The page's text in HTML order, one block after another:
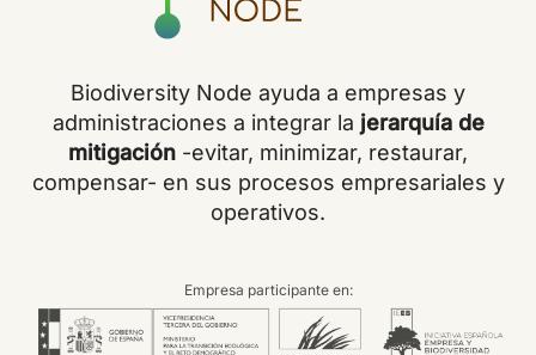
Biodiversity Node ayuda a empresas y
administraciones a integrar la jerarquía de
mitigación -evitar, minimizar, restaurar,
compensar- en sus procesos empresariales y
operativos.
Empresa participante en: